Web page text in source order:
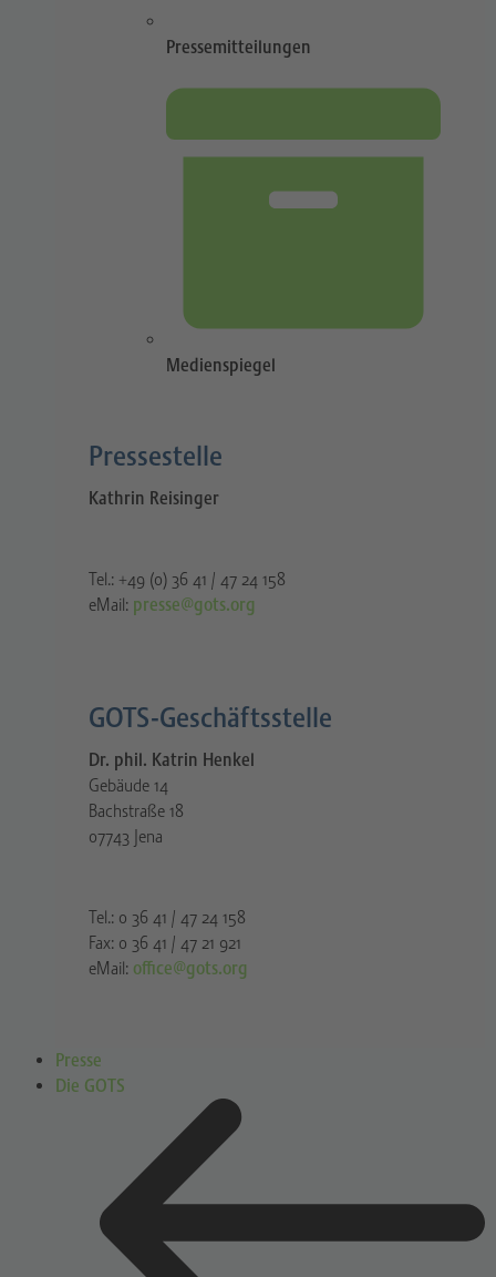
Pressemitteilungen
Medienspiegel
Pressestelle​
Kathrin Reisinger
Tel.: +49 (0) 36 41 / 47 24 158
eMail: presse@gots.org
GOTS-Geschäftsstelle
Dr. phil. Katrin Henkel
Gebäude 14
Bachstraße 18
07743 Jena
Tel.: 0 36 41 / 47 24 158
Fax: 0 36 41 / 47 21 921
eMail: office@gots.org
Presse
Die GOTS